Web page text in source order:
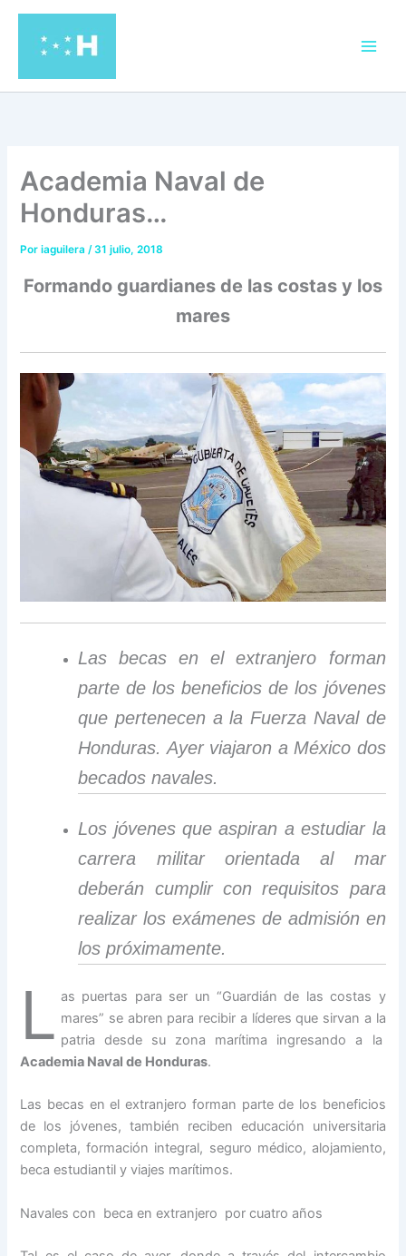
contenido
Academia Naval de
Honduras…
Poriaguilera/31 julio, 2018
Formando guardianes de las costas y los
mares
Las becas en el extranjero forman
parte de los beneficios de los jóvenes
que pertenecen a la Fuerza Naval de
Honduras. Ayer viajaron a México dos
becados navales.
Los jóvenes que aspiran a estudiar la
carrera militar orientada al mar
deberán cumplir con requisitos para
realizar los exámenes de admisión en
los próximamente.
L as puertas para ser un “Guardián de las costas y
mares” se abren para recibir a líderes que sirvan a la
patria desde su zona marítima ingresando a la
Academia Naval de Honduras.
Las becas en el extranjero forman parte de los beneficios
de los jóvenes, también reciben educación universitaria
completa, formación integral, seguro médico, alojamiento,
beca estudiantil y viajes marítimos.
Navales con beca en extranjero por cuatro años